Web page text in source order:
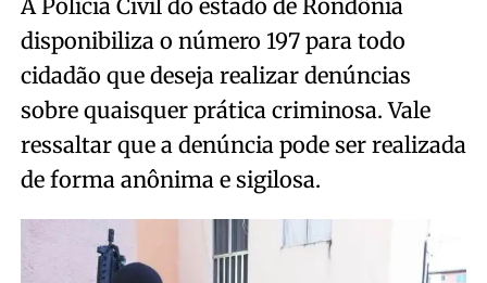
A Polícia Civil do estado de Rondônia
disponibiliza o número 197 para todo
cidadão que deseja realizar denúncias
sobre quaisquer prática criminosa. Vale
ressaltar que a denúncia pode ser realizada
de forma anônima e sigilosa.